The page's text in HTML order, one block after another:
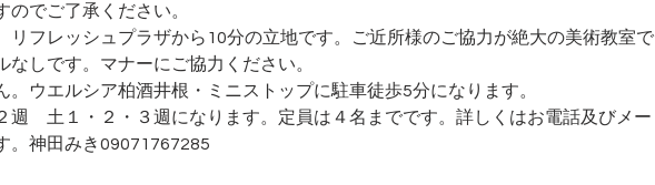
のでご了承ください。
リフレッシュプラザから10分の立地です。ご近所様のご協力が絶大の美術教室で
なしです。マナーにご協力ください。
。ウエルシア柏酒井根・ミニストップに駐車徒歩5分になります。
週　土１・２・３週になります。定員は４名までです。詳しくはお電話及びメー
。神田みき09071767285